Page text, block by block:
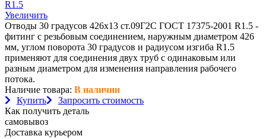
Увеличить
Отводы 30 градусов 426х13 ст.09Г2С ГОСТ 17375-2001 R1.5 -
фитинг с резьбовым соединением, наружным диаметром 426
мм, углом поворота 30 градусов и радиусом изгиба R1.5
применяют для соединения двух труб с одинаковым или
разным диаметром для изменения направления рабочего
потока.
Наличие товара: В наличии
Купить
Запросить стоимость
Как получить деталь
самовывоз
Доставка курьером